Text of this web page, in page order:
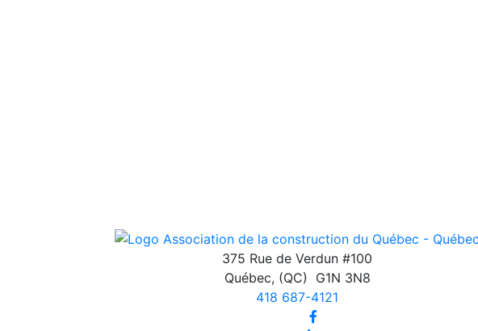
375 Rue de Verdun #100
Québec, (QC)
G1N 3N8
418 687-4121